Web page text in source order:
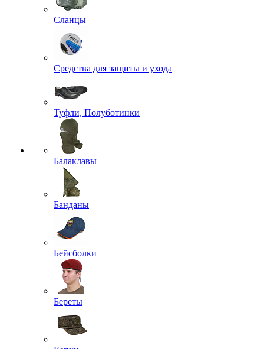
Сланцы
Средства для защиты и ухода
Туфли, Полуботинки
Балаклавы
Банданы
Бейсболки
Береты